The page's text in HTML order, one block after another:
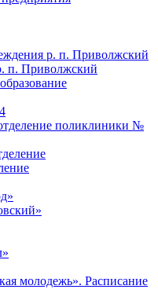
р. п. Приволжский
п. Приволжский
поликлиники №
молодежь». Расписание